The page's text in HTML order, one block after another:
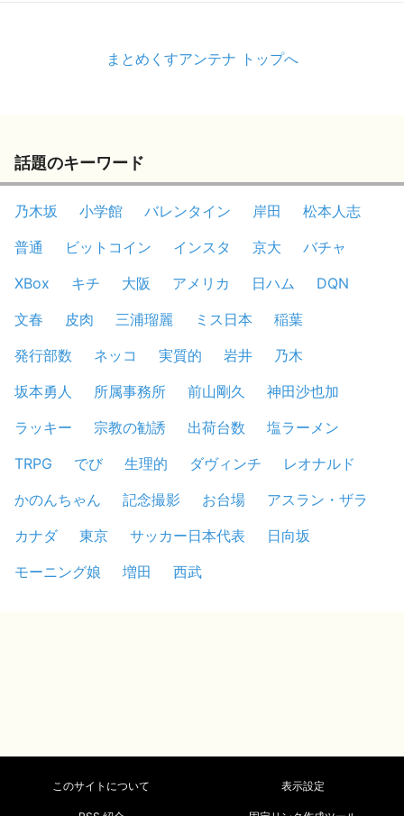
まとめくすアンテナ トップへ
話題のキーワード
乃木坂 小学館 バレンタイン 岸田
松本人志
普通
ビットコイン インスタ 京大
バチャ
XBox
キチ 大阪 アメリカ 日ハム
DQN
文春
皮肉 三浦瑠麗 ミス日本
稲葉
発行部数
ネッコ 実質的 岩井
乃木
坂本勇人
所属事務所 前山剛久
神田沙也加
ラッキー
宗教の勧誘 出荷台数
塩ラーメン
TRPG
でび 生理的 ダヴィンチ
レオナルド
かのんちゃん
記念撮影 お台場
アスラン・ザラ
カナダ
東京 サッカー日本代表
日向坂
モーニング娘
増田 西武
このサイトについて 表示設定